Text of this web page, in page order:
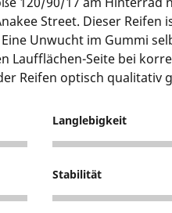
Street. Dieser Reifen
Unwucht im Gummi
Laufflächen-Seite bei
Reifen optisch qualitativ
Langlebigkeit
4
Stabilität
1